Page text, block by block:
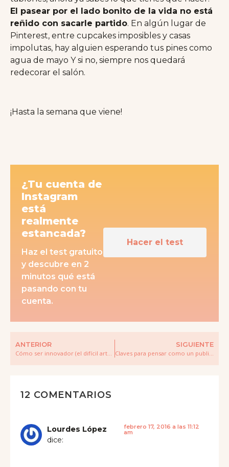
El pasear por el lado bonito de la vida no está
reñido con sacarle partido. En algún lugar de
Pinterest, entre cupcakes imposibles y casas
impolutas, hay alguien esperando tus pines como
agua de mayo Y si no, siempre nos quedará
redecorar el salón.
¡Hasta la semana que viene!
¿Tu cuenta de
Instagram
está
realmente
estancada?
Haz el test gratuito
y descubre en 2
minutos qué está
pasando con tu
cuenta.
Hacer el test
ANTERIOR
SIGUIENTE
12 COMENTARIOS
Lourdes López
dice:
febrero 17, 2016 a las 11:12
am